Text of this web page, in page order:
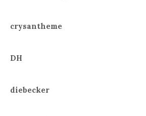
crysantheme
DH
diebecker